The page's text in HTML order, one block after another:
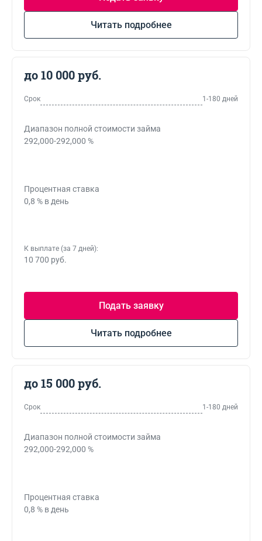
Читать подробнее
до 10 000 руб.
Срок 1-180 дней
Диапазон полной стоимости займа
292,000-292,000 %
Процентная ставка
0,8 % в день
К выплате (за 7 дней):
10 700 руб.
Подать заявку
Читать подробнее
до 15 000 руб.
Срок 1-180 дней
Диапазон полной стоимости займа
292,000-292,000 %
Процентная ставка
0,8 % в день